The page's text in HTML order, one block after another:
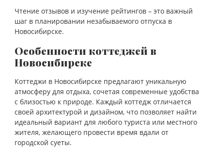
Чтение отзывов и изучение рейтингов – это важный
шаг в планировании незабываемого отпуска в
Новосибирске.
Особенности коттеджей в
Новосибирске
Коттеджи в Новосибирске предлагают уникальную
атмосферу для отдыха, сочетая современные удобства
с близостью к природе. Каждый коттедж отличается
своей архитектурой и дизайном, что позволяет найти
идеальный вариант для любого туриста или местного
жителя, желающего провести время вдали от
городской суеты.